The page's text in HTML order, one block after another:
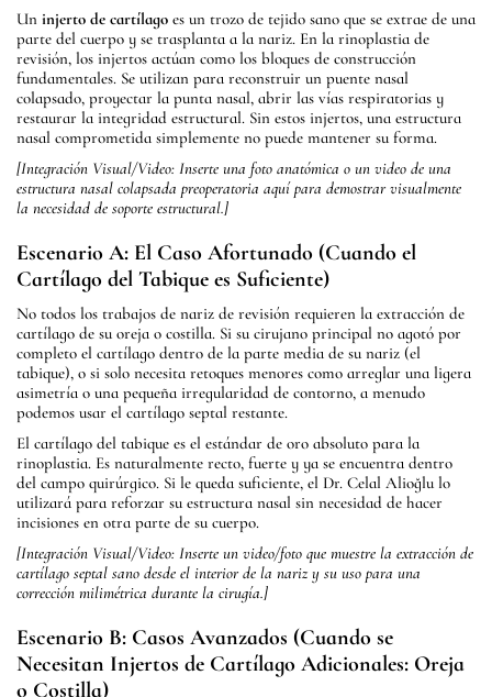
Un injerto de cartílago es un trozo de tejido sano que se extrae de una
parte del cuerpo y se trasplanta a la nariz. En la rinoplastia de
revisión, los injertos actúan como los bloques de construcción
fundamentales. Se utilizan para reconstruir un puente nasal
colapsado, proyectar la punta nasal, abrir las vías respiratorias y
restaurar la integridad estructural. Sin estos injertos, una estructura
nasal comprometida simplemente no puede mantener su forma.
[Integración Visual/Video: Inserte una foto anatómica o un video de una
estructura nasal colapsada preoperatoria aquí para demostrar visualmente
la necesidad de soporte estructural.]
Escenario A: El Caso Afortunado (Cuando el
Cartílago del Tabique es Suficiente)
No todos los trabajos de nariz de revisión requieren la extracción de
cartílago de su oreja o costilla. Si su cirujano principal no agotó por
completo el cartílago dentro de la parte media de su nariz (el
tabique), o si solo necesita retoques menores como arreglar una ligera
asimetría o una pequeña irregularidad de contorno, a menudo
podemos usar el cartílago septal restante.
El cartílago del tabique es el estándar de oro absoluto para la
rinoplastia. Es naturalmente recto, fuerte y ya se encuentra dentro
del campo quirúrgico. Si le queda suficiente, el Dr. Celal Alioğlu lo
utilizará para reforzar su estructura nasal sin necesidad de hacer
incisiones en otra parte de su cuerpo.
[Integración Visual/Video: Inserte un video/foto que muestre la extracción de
cartílago septal sano desde el interior de la nariz y su uso para una
corrección milimétrica durante la cirugía.]
Escenario B: Casos Avanzados (Cuando se
Necesitan Injertos de Cartílago Adicionales: Oreja
o Costilla)